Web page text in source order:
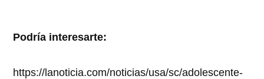
Podría interesarte:
https://lanoticia.com/noticias/usa/sc/adolescente-